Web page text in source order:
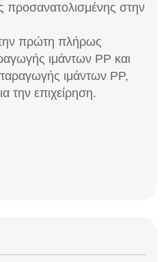
προσανατολισμένης στην
πρώτη πλήρως
ιμάντων PP και
ιμάντων PP,
την επιχείρηση.